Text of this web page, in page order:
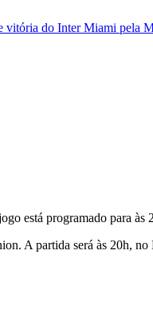
vitória do Inter Miami pela
está programado para
A partida será às 20h,